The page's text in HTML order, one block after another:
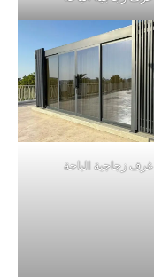
غرف زجاجية الباحة